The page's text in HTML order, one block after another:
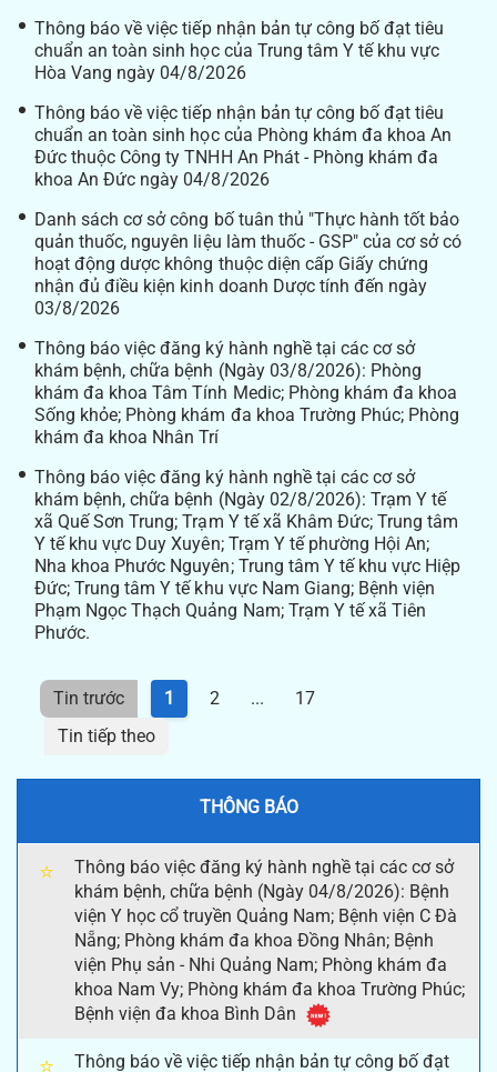
Thông báo về việc tiếp nhận bản tự công bố đạt tiêu
chuẩn an toàn sinh học của Trung tâm Y tế khu vực
Hòa Vang ngày 04/8/2026
Thông báo về việc tiếp nhận bản tự công bố đạt tiêu
chuẩn an toàn sinh học của Phòng khám đa khoa An
Đức thuộc Công ty TNHH An Phát - Phòng khám đa
khoa An Đức ngày 04/8/2026
Danh sách cơ sở công bố tuân thủ "Thực hành tốt bảo
quản thuốc, nguyên liệu làm thuốc - GSP" của cơ sở có
hoạt động dược không thuộc diện cấp Giấy chứng
nhận đủ điều kiện kinh doanh Dược tính đến ngày
03/8/2026
Thông báo việc đăng ký hành nghề tại các cơ sở
khám bệnh, chữa bệnh (Ngày 03/8/2026): Phòng
khám đa khoa Tâm Tính Medic; Phòng khám đa khoa
Sống khỏe; Phòng khám đa khoa Trường Phúc; Phòng
khám đa khoa Nhân Trí
Thông báo việc đăng ký hành nghề tại các cơ sở
khám bệnh, chữa bệnh (Ngày 02/8/2026): Trạm Y tế
xã Quế Sơn Trung; Trạm Y tế xã Khâm Đức; Trung tâm
Y tế khu vực Duy Xuyên; Trạm Y tế phường Hội An;
Nha khoa Phước Nguyên; Trung tâm Y tế khu vực Hiệp
Đức; Trung tâm Y tế khu vực Nam Giang; Bệnh viện
Phạm Ngọc Thạch Quảng Nam; Trạm Y tế xã Tiên
Phước.
Tin trước 1 2 ...
17
Tin tiếp theo
THÔNG BÁO
⭐
Thông báo việc đăng ký hành nghề tại các cơ sở
khám bệnh, chữa bệnh (Ngày 04/8/2026): Bệnh
viện Y học cổ truyền Quảng Nam; Bệnh viện C Đà
Nẵng; Phòng khám đa khoa Đồng Nhân; Bệnh
viện Phụ sản - Nhi Quảng Nam; Phòng khám đa
khoa Nam Vy; Phòng khám đa khoa Trường Phúc;
Bệnh viện đa khoa Bình Dân
⭐ Thông báo về việc tiếp nhận bản tự công bố đạt